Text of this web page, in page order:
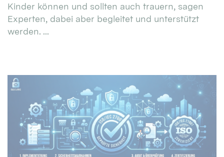
Kinder können und sollten auch trauern, sagen
Experten, dabei aber begleitet und unterstützt
werden. ...